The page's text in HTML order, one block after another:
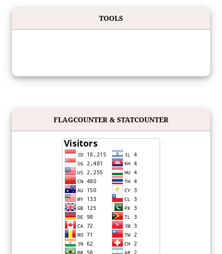
TOOLS
FLAGCOUNTER & STATCOUNTER